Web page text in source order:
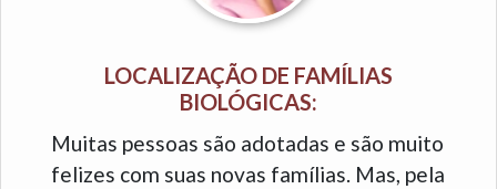
LOCALIZAÇÃO DE FAMÍLIAS
BIOLÓGICAS:
Muitas pessoas são adotadas e são muito
felizes com suas novas famílias. Mas, pela